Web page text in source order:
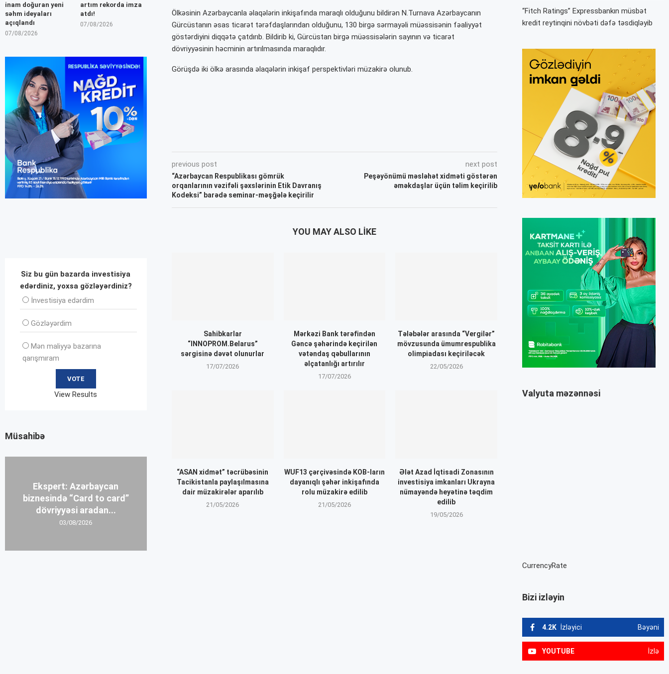
Ölkəsinin Azərbaycanla əlaqələrin inkişafında maraqlı olduğunu bildirən N.Turnava Azərbaycanın
Gürcüstanın əsas ticarət tərəfdaşlarından olduğunu, 130 birgə sərmayəli müəssisənin fəaliyyət
göstərdiyini diqqətə çatdırıb. Bildirib ki, Gürcüstan birgə müəssisələrin sayının və ticarət
dövriyyəsinin həcminin artırılmasında maraqlıdır.
Görüşdə iki ölkə arasında əlaqələrin inkişaf perspektivləri müzakirə olunub.
previous post
“Azərbaycan Respublikası gömrük
orqanlarının vəzifəli şəxslərinin Etik Davranış
Kodeksi” barədə seminar-məşğələ keçirilir
next post
Peşəyönümü məsləhət xidməti göstərən
əməkdaşlar üçün təlim keçirilib
YOU MAY ALSO LIKE
Sahibkarlar
“INNOPROM.Belarus”
sərgisinə dəvət olunurlar
17/07/2026
Mərkəzi Bank tərəfindən
Gəncə şəhərində keçirilən
vətəndaş qəbullarının
əlçatanlığı artırılır
17/07/2026
Tələbələr arasında “Vergilər”
mövzusunda ümumrespublika
olimpiadası keçiriləcək
22/05/2026
“ASAN xidmət” təcrübəsinin
Tacikistanla paylaşılmasına
dair müzakirələr aparılıb
21/05/2026
WUF13 çərçivəsində KOB-ların
dayanıqlı şəhər inkişafında
rolu müzakirə edilib
21/05/2026
Ələt Azad İqtisadi Zonasının
investisiya imkanları Ukrayna
nümayəndə heyətinə təqdim
edilib
19/05/2026
“Fitch Ratings” Expressbankın müsbət
kredit reytinqini növbəti dəfə təsdiqləyib
Valyuta məzənnəsi
CurrencyRate
Bizi izləyin
4.2K İzləyici Bəyəni
YOUTUBE İzlə
inam doğuran yeni
səhm ideyaları
açıqlandı
07/08/2026
artım rekorda imza
atdı!
07/08/2026
Siz bu gün bazarda investisiya
edərdiniz, yoxsa gözləyərdiniz?
İnvеstisiya edərdim
Gözləyərdim
Mən maliyyə bazarına
qarışmıram
View Results
Müsahibə
Ekspert: Azərbaycan
biznesində “Card to card”
dövriyyəsi aradan...
03/08/2026